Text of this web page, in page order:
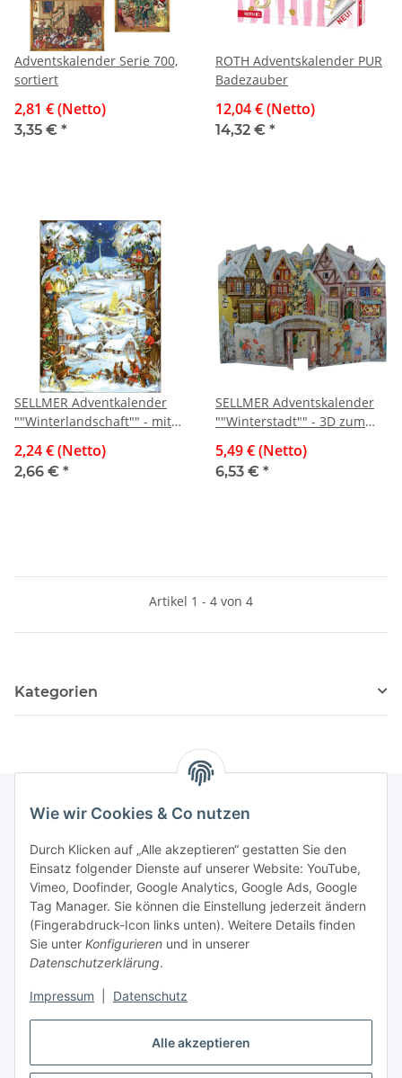
Alle akzeptieren
Wie wir Cookies & Co nutzen
Durch Klicken auf „Alle akzeptieren“ gestatten Sie den
Einsatz folgender Dienste auf unserer Website: YouTube,
Vimeo, Doofinder, Google Analytics, Google Ads, Google
Tag Manager. Sie können die Einstellung jederzeit ändern
(Fingerabdruck-Icon links unten). Weitere Details finden
Sie unter Konfigurieren und in unserer
Datenschutzerklärung.
Impressum Datenschutz
Adventskalender Serie 700,
sortiert
2,81 € (Netto)
3,35 € *
ROTH Adventskalender PUR
Badezauber
12,04 € (Netto)
14,32 € *
SELLMER Adventkalender
""Winterlandschaft"" - mit
2,24 € (Netto)
2,66 € *
SELLMER Adventskalender
""Winterstadt"" - 3D zum
5,49 € (Netto)
6,53 € *
Artikel 1 - 4 von 4
Kategorien
Allgemeines
Firma